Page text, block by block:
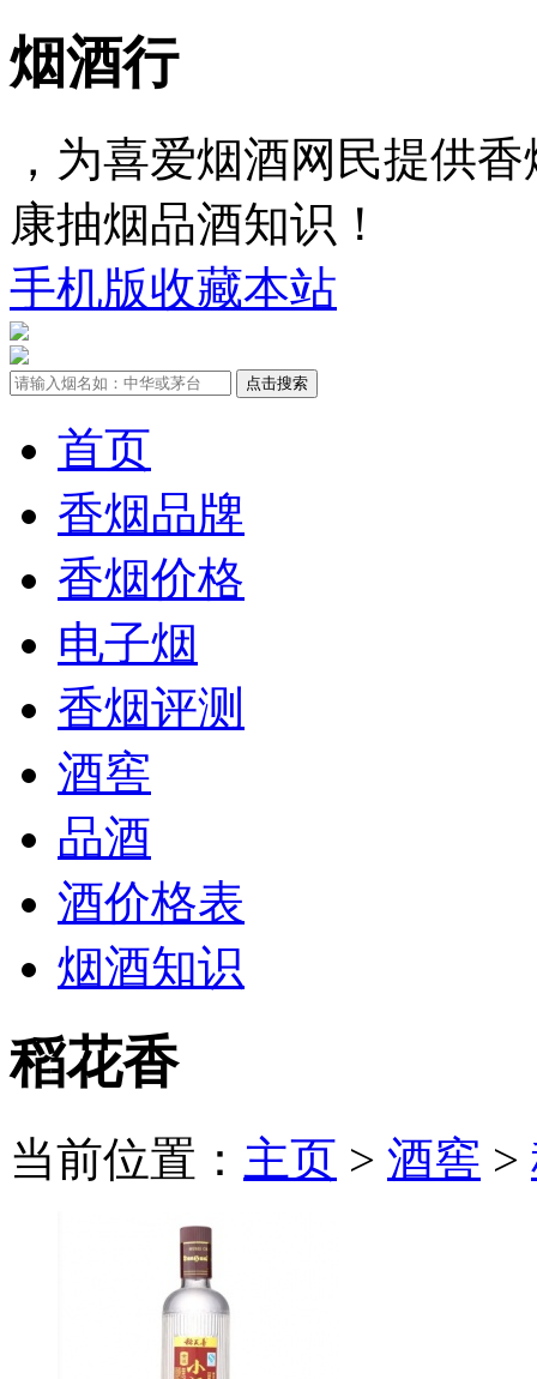
烟酒行
，为喜爱烟酒网民提供
康抽烟品酒知识！
手机版收藏本站
首页
香烟品牌
香烟价格
电子烟
香烟评测
酒窖
品酒
酒价格表
烟酒知识
稻花香
当前位置： 主页 > 酒窖 >